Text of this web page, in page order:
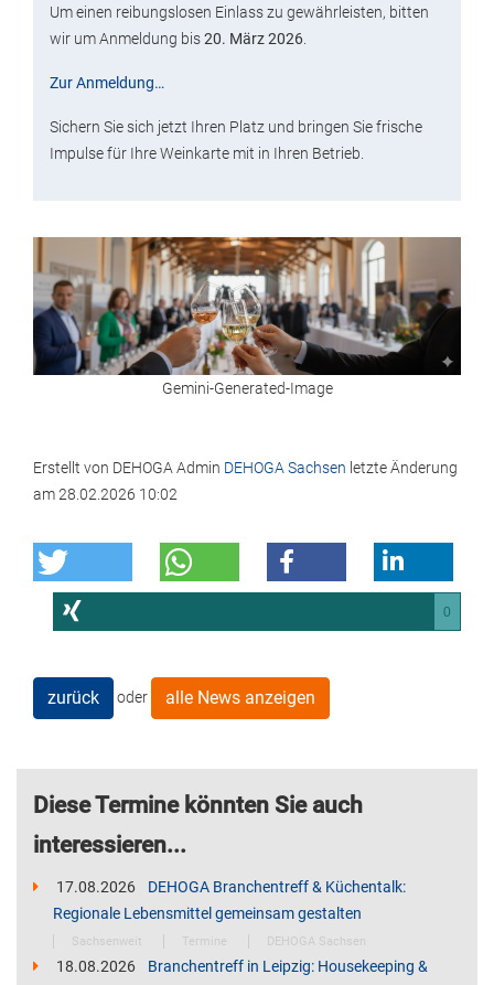
Um einen reibungslosen Einlass zu gewährleisten, bitten
wir um Anmeldung bis20. März 2026
Zur Anmeldung…
Sichern Sie sich jetzt Ihren Platz und bringen Sie frische
Impulse für Ihre Weinkarte mit in Ihren Betrieb.
Gemini-Generated-Image
Erstellt von DEHOGA Admin DEHOGA Sachsen letzte Änderung
am28.02.2026 10:02
0
zurück oder alle News anzeigen
Diese Termine könnten Sie auch
interessieren...
17.08.2026
DEHOGA Branchentreff & Küchentalk:
Regionale Lebensmittel gemeinsam gestalten
Sachsenweit Termine DEHOGA Sachsen
18.08.2026
Branchentreff in Leipzig: Housekeeping &